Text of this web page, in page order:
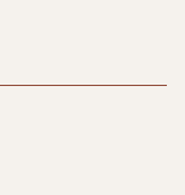
道。
行發展當地農漁
康安心好食材。